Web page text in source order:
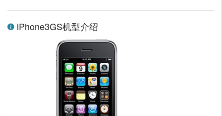
iPhone3GS机型介绍